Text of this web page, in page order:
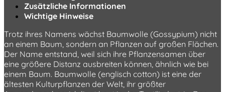
Zusätzliche Informationen
Wichtige Hinweise
Trotz ihres Namens wächst Baumwolle (Gossypium) nicht
an einem Baum, sondern an Pflanzen auf großen Flächen.
Der Name entstand, weil sich ihre Pflanzensamen über
eine größere Distanz ausbreiten können, ähnlich wie bei
einem Baum. Baumwolle (englisch cotton) ist eine der
ältesten Kulturpflanzen der Welt, ihr größter